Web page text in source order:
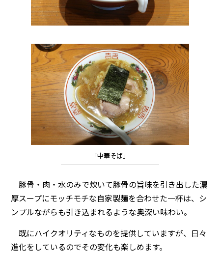
「中華そば」
豚骨・肉・水のみで炊いて豚骨の旨味を引き出した濃
厚スープにモッチモチな自家製麺を合わせた一杯は、シ
ンプルながらも引き込まれるような奥深い味わい。
既にハイクオリティなものを提供していますが、日々
進化をしているのでその変化も楽しめます。